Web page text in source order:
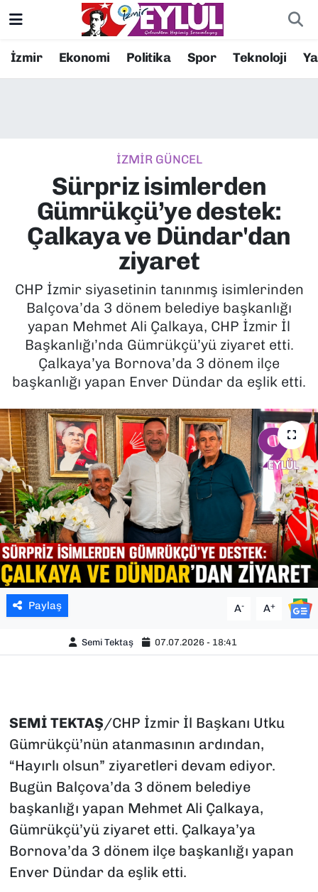
İzmir Ekonomi Politika Spor Teknoloji
İZMİR GÜNCEL
Sürpriz isimlerden
Gümrükçü’ye destek:
Çalkaya ve Dündar'dan
ziyaret
CHP İzmir siyasetinin tanınmış isimlerinden
Balçova’da 3 dönem belediye başkanlığı
yapan Mehmet Ali Çalkaya, CHP İzmir İl
Başkanlığı’nda Gümrükçü’yü ziyaret etti.
Çalkaya’ya Bornova’da 3 dönem ilçe
başkanlığı yapan Enver Dündar da eşlik etti.
Paylaş A- A+
Semi Tektaş 07.07.2026 - 18:41
SEMİ TEKTAŞ/CHP İzmir İl Başkanı Utku
Gümrükçü’nün atanmasının ardından,
“Hayırlı olsun” ziyaretleri devam ediyor.
Bugün Balçova’da 3 dönem belediye
başkanlığı yapan Mehmet Ali Çalkaya,
Gümrükçü’yü ziyaret etti. Çalkaya’ya
Bornova’da 3 dönem ilçe başkanlığı yapan
Enver Dündar da eşlik etti.
Resmi İlanlar
EKONOMİ
KÜLTÜR SANAT
POLİTİKA
SAĞLIK
SPOR
TEKNOLOJİ
YAŞAM
YEREL YÖNETİMLER
Konak Nöbetçi Eczaneler
Süper Lig Puan Durumu ve Fikstür
Tüm Manşetler
Son Dakika Haberleri